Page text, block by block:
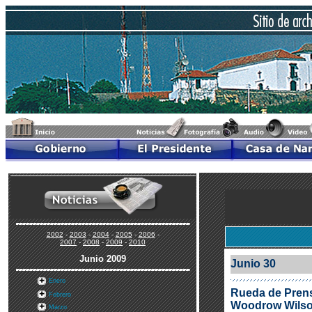
2002-2003-2004-2005-2006-
2007-2008-2009-2010
Junio 2009
Enero
Febrero
Marzo
Junio 30
Rueda de
Woodrow